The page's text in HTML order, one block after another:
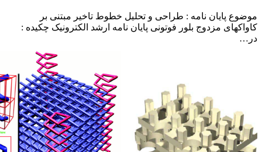
پایان نامه : طراحی و تحلیل خطوط تاخیر مبتنی بر
مزدوج بلور فوتونی پایان نامه ارشد الکترونیک چکیده :